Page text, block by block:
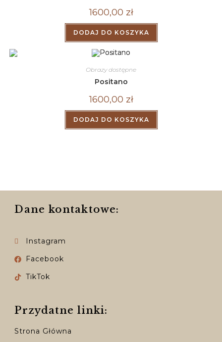
1600,00 zł
DODAJ DO KOSZYKA
Obrazy dostępne
Positano
1600,00 zł
DODAJ DO KOSZYKA
Dane kontaktowe:
Instagram
Facebook
TikTok
Przydatne linki:
Strona Główna